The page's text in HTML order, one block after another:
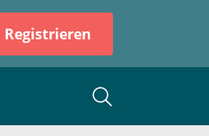
Registrieren